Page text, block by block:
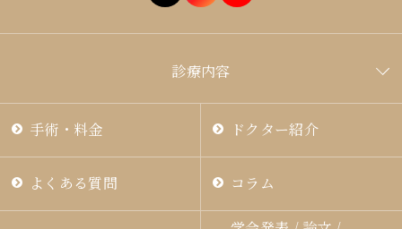
手術・料金 ドクター紹介
よくある質問 コラム
診療内容